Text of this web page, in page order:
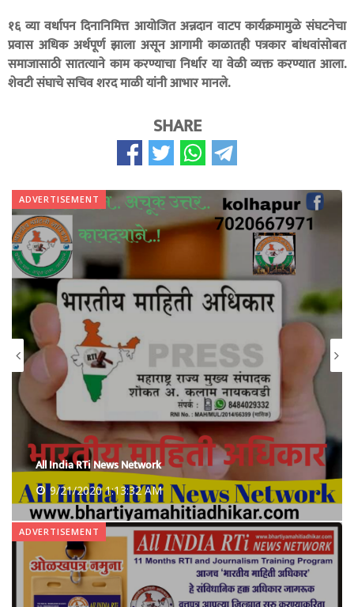
१६ व्या वर्धापन दिनानिमित्त आयोजित अन्नदान वाटप कार्यक्रमामुळे संघटनेचा
प्रवास अधिक अर्थपूर्ण झाला असून आगामी काळातही पत्रकार बांधवांसोबत
समाजासाठी सातत्याने काम करण्याचा निर्धार या वेळी व्यक्त करण्यात आला.
शेवटी संघाचे सचिव शरद माळी यांनी आभार मानले.
SHARE
ADVERTISEMENT
All India RTi News Network
9/21/2020 1:18:06 AM
ADVERTISEMENT